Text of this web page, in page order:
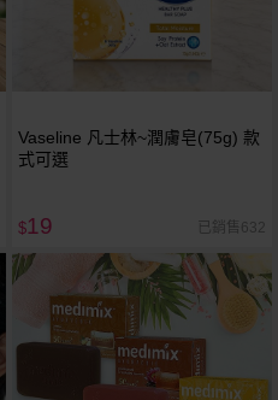
Vaseline 凡士林~潤膚皂(75g) 款
式可選
$19 已銷售632